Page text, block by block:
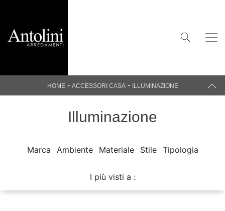
HOME- ACCESSORI CASA - ILLUMINAZIONE
Illuminazione
Marca Ambiente Materiale Stile Tipologia
I più visti a :